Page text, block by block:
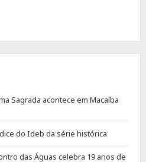
Sagrada acontece em Macaíba
do Ideb da série histórica
das Águas celebra 19 anos de